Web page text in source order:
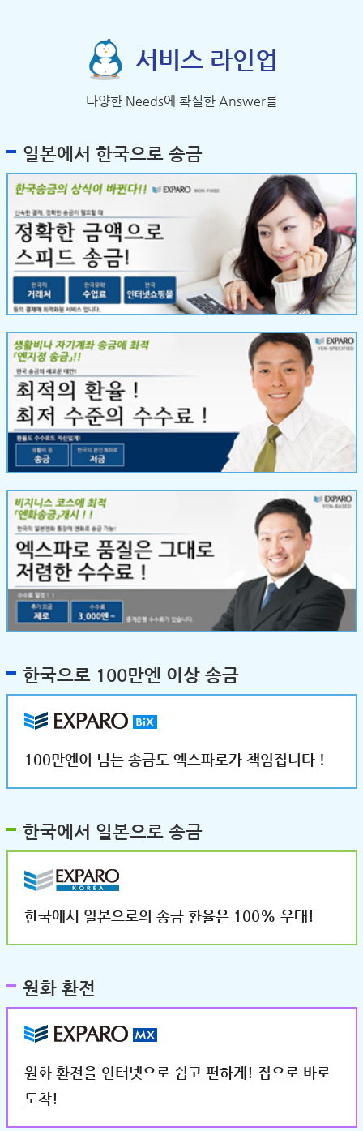
서비스 라인업
다양한 Needs에 확실한 Answer를
일본에서 한국으로 송금
한국으로 100만엔 이상 송금
100만엔이 넘는 송금도 엑스파로가 책임집니다！
한국에서 일본으로 송금
한국에서 일본으로의 송금 환율은 100% 우대!
원화 환전
원화 환전을 인터넷으로 쉽고 편하게! 집으로 바로
도착!